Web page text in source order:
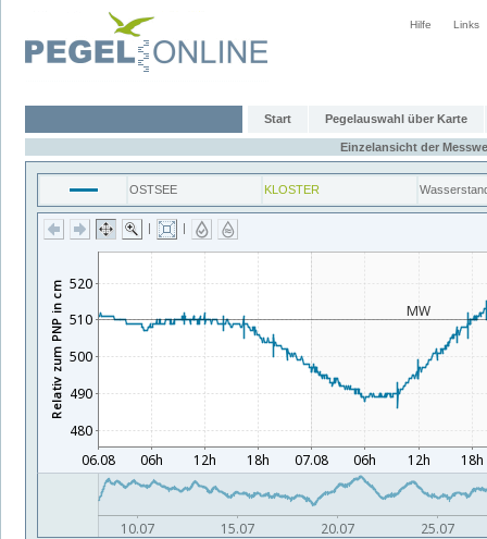
Hilfe Links
Start Pegelauswahl über Karte
Einzelansicht der
OSTSEE KLOSTER
| |